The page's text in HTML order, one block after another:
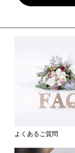
よくあるご質問